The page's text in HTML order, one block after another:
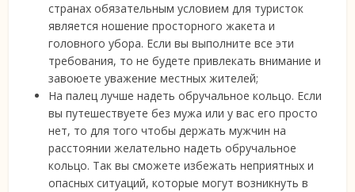
странах обязательным условием для туристок
является ношение просторного жакета и
головного убора. Если вы выполните все эти
требования, то не будете привлекать внимание и
завоюете уважение местных жителей;
На палец лучше надеть обручальное кольцо. Если
вы путешествуете без мужа или у вас его просто
нет, то для того чтобы держать мужчин на
расстоянии желательно надеть обручальное
кольцо. Так вы сможете избежать неприятных и
опасных ситуаций, которые могут возникнуть в